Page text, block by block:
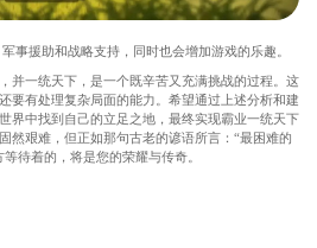
事援助和战略支持，同时也会增加游戏的乐趣。
并一统天下，是一个既辛苦又充满挑战的过程。这
要有处理复杂局面的能力。希望通过上述分析和建
界中找到自己的立足之地，最终实现霸业一统天下
然艰难，但正如那句古老的谚语所言：“最困难的
待着的，将是您的荣耀与传奇。